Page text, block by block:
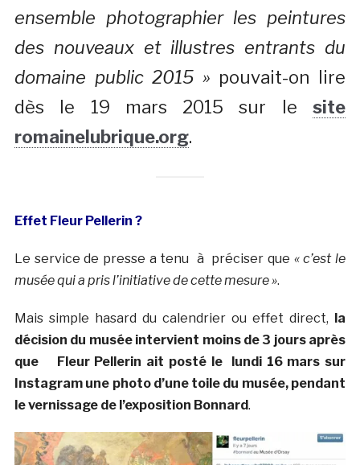
ensemble photographier les peintures
des nouveaux et illustres entrants du
domaine public 2015 » pouvait-on lire
dès le 19 mars 2015 sur lesite
romainelubrique.org.
Effet Fleur Pellerin ?
Le service de presse a tenu à préciser que « c’est le
musée qui a pris l’initiative de cette mesure ».
Mais simple hasard du calendrier ou effet direct,
la
décision du musée intervient moins de 3 jours après
que Fleur Pellerin ait posté le lundi 16 mars sur
Instagram une photo d’une toile du musée, pendant
le vernissage de l’exposition Bonnard.